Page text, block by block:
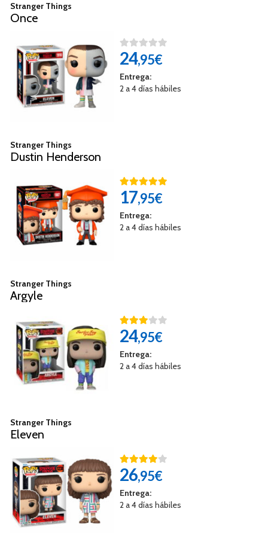
Stranger Things
Once
24,95€
Entrega:
2 a 4 días hábiles
Stranger Things
Dustin Henderson
17,95€
Entrega:
2 a 4 días hábiles
Stranger Things
Argyle
24,95€
Entrega:
2 a 4 días hábiles
Stranger Things
Eleven
26,95€
Entrega:
2 a 4 días hábiles